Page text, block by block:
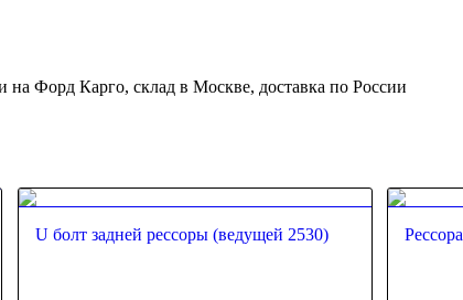
U болт задней рессоры (ведущей 2530)
Форд Карго, склад в Москве, доставка по России